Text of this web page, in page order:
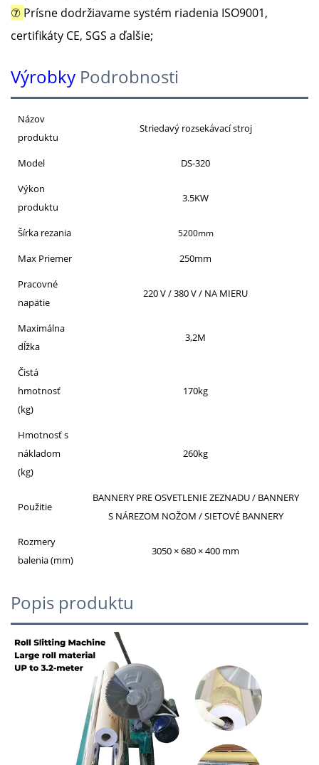
⑦ Prísne dodržiavame systém riadenia ISO9001,
certifikáty CE, SGS a ďalšie;
Výrobky Podrobnosti
Názov
produktu
Striedavý rozsekávací stroj
Model
DS-320
Výkon
produktu
3.5KW
Šírka rezania 5200mm
Max Priemer
250mm
Pracovné
napätie
220 V / 380 V / NA MIERU
Maximálna
dĺžka
3,2M
Čistá
hmotnosť
(kg)
170kg
Hmotnosť s
nákladom
(kg)
260kg
Použitie
BANNERY PRE OSVETLENIE ZEZNADU / BANNERY
S NÁREZOM NOŽOM / SIETOVÉ BANNERY
Rozmery
balenia (mm)
3050 × 680 × 400 mm
Popis produktu